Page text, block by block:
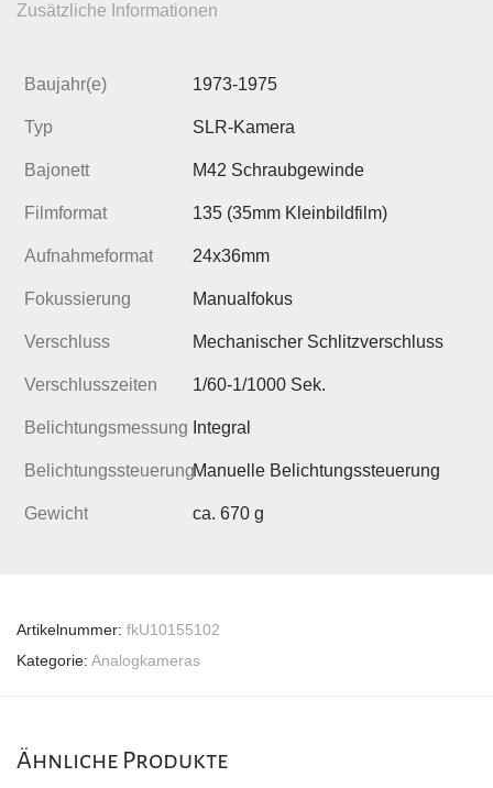
Zusätzliche Informationen
Baujahr(e) 1973-1975
Typ SLR-Kamera
Bajonett M42 Schraubgewinde
Filmformat 135 (35mm Kleinbildfilm)
Aufnahmeformat 24x36mm
Fokussierung Manualfokus
Verschluss Mechanischer Schlitzverschluss
Verschlusszeiten 1/60-1/1000 Sek.
Belichtungsmessung Integral
BelichtungssteuerungManuelle Belichtungssteuerung
Gewicht ca. 670 g
Artikelnummer: fkU10155102
Kategorie: Analogkameras
Ähnliche Produkte